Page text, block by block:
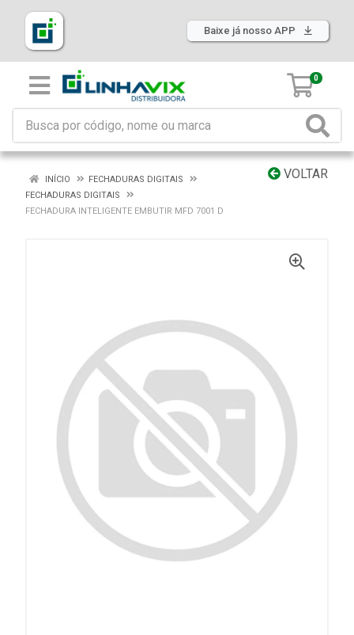
Baixe já nosso APP
0
VOLTAR
INÍCIO
FECHADURAS DIGITAIS
FECHADURAS DIGITAIS
FECHADURA INTELIGENTE EMBUTIR MFD 7001 D